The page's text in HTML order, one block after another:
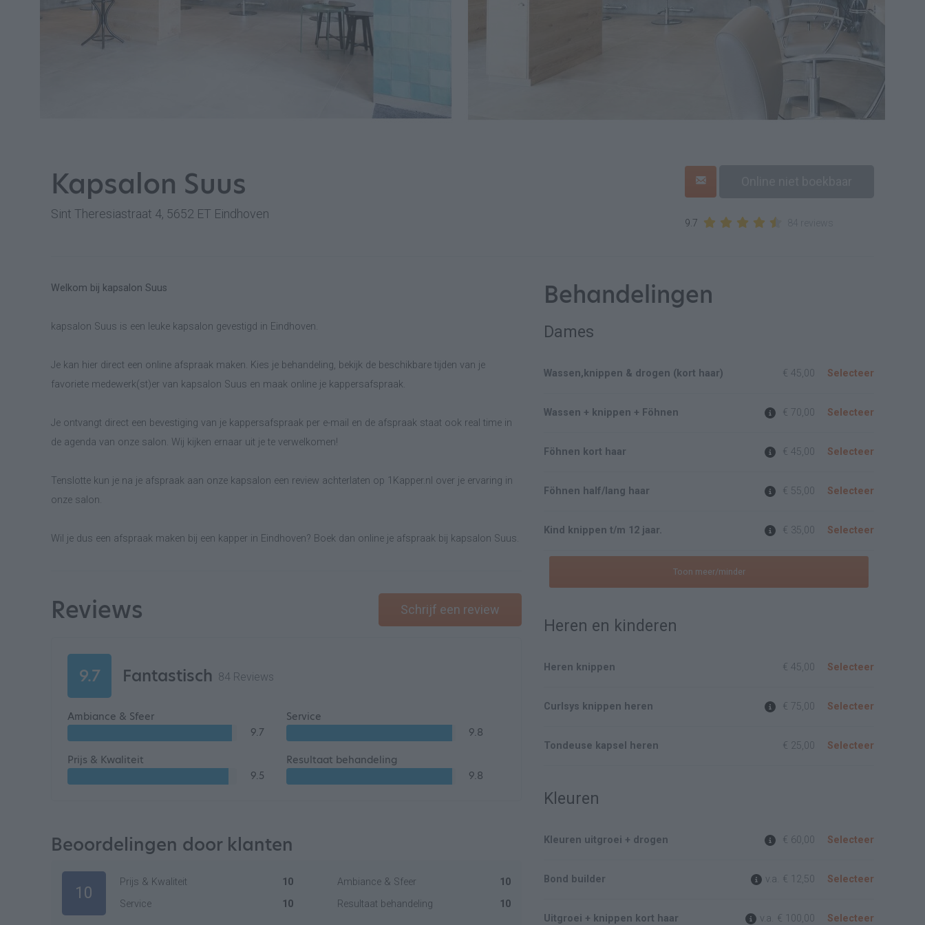
Kapsalon Suus
Sint Theresiastraat 4, 5652 ET Eindhoven
9.7
Welkom bij kapsalon Suus
kapsalon Suus is een leuke kapsalon gevestigd in Eindhoven.
Je kan hier direct een online afspraak maken. Kies je behandeling, bekijk de beschikbare tijden van je
favoriete medewerk(st)er van kapsalon Suus en maak online je kappersafspraak.
Je ontvangt direct een bevestiging van je kappersafspraak per e-mail en de afspraak staat ook real time in
de agenda van onze salon. Wij kijken ernaar uit je te verwelkomen!
Tenslotte kun je na je afspraak aan onze kapsalon een review achterlaten op 1Kapper.nl over je ervaring in
onze salon.
Wil je dus een afspraak maken bij een kapper in Eindhoven? Boek dan online je afspraak bij kapsalon Suus.
Reviews Schrijf een review
9.7 Fantastisch 84 Reviews
Ambiance & Sfeer
9.7
Service
9.8
Prijs & Kwaliteit
9.5
Resultaat behandeling
9.8
Beoordelingen door klanten
10
Prijs & Kwaliteit 10 Ambiance & Sfeer
10
Service
10 Resultaat behandeling 10
Behandelingen
Dames
Wassen,knippen & drogen (kort haar) € 45,00 Selecteer
Wassen + knippen + Föhnen € 70,00 Selecteer
Föhnen kort haar € 45,00 Selecteer
Föhnen half/lang haar € 55,00 Selecteer
Kind knippen t/m 12 jaar. € 35,00 Selecteer
Toon meer/minder
Heren en kinderen
Heren knippen € 45,00 Selecteer
Curlsys knippen heren € 75,00 Selecteer
Tondeuse kapsel heren € 25,00 Selecteer
Kleuren
Kleuren uitgroei + drogen € 60,00 Selecteer
Bond builder v.a. € 12,50 Selecteer
Uitgroei + knippen kort haar v.a. € 100,00 Selecteer